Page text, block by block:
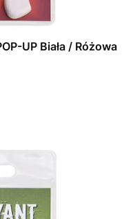
UP Biała / Różowa